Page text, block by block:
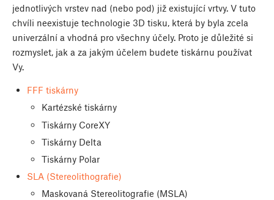
jednotlivých vrstev nad (nebo pod) již existující vrtvy. V tuto
chvíli neexistuje technologie 3D tisku, která by byla zcela
univerzální a vhodná pro všechny účely. Proto je důležité si
rozmyslet, jak a za jakým účelem budete tiskárnu používat
Vy.
FFF tiskárny
Kartézské tiskárny
Tiskárny CoreXY
Tiskárny Delta
Tiskárny Polar
SLA (Stereolithografie)
Maskovaná Stereolitografie (MSLA)